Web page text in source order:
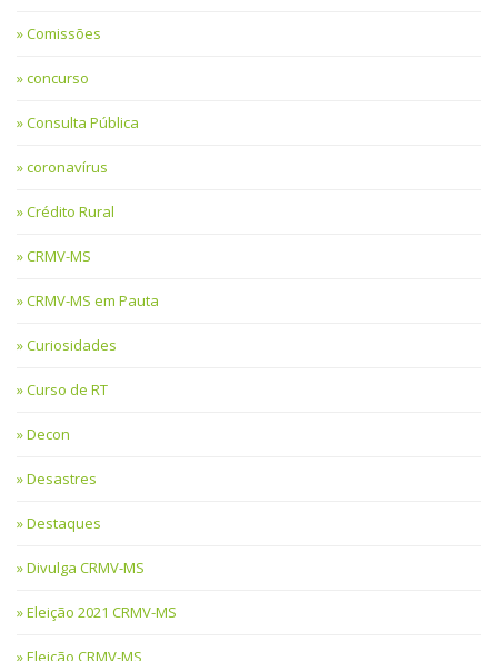
Comissões
concurso
Consulta Pública
coronavírus
Crédito Rural
CRMV-MS
CRMV-MS em Pauta
Curiosidades
Curso de RT
Decon
Desastres
Destaques
Divulga CRMV-MS
Eleição 2021 CRMV-MS
Eleição CRMV-MS